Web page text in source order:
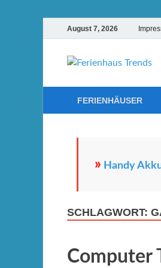
August 7, 2026
FERIENHÄUSER
» Handy
SCHLAGWORT:
Computer